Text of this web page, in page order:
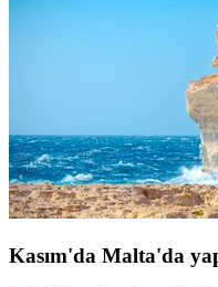
Kasım'da Malta'da